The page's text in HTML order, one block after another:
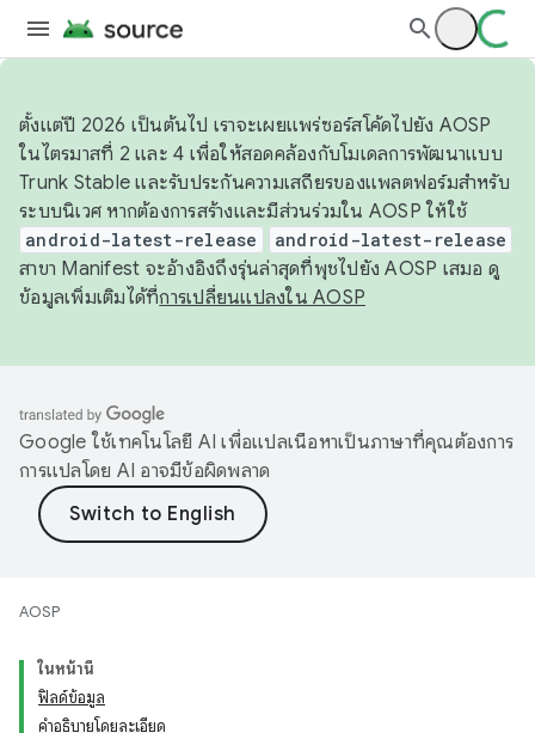
ตั้งแต่ปี 2026 เป็นต้นไป เราจะเผยแพร่ซอร์สโค้ดไปยัง AOSP
ในไตรมาสที่ 2 และ 4 เพื่อให้สอดคล้องกับโมเดลการพัฒนาแบบ
Trunk Stable และรับประกันความเสถียรของแพลตฟอร์มสำหรับ
ระบบนิเวศ หากต้องการสร้างและมีส่วนร่วมใน AOSP ให้ใช้
android-latest-release android-latest-release
สาขา Manifest จะอ้างอิงถึงรุ่นล่าสุดที่พุชไปยัง AOSP เสมอ ดู
ข้อมูลเพิ่มเติมได้ที่การเปลี่ยนแปลงใน AOSP
Google ใช้เทคโนโลยี AI เพื่อแปลเนื้อหาเป็นภาษาที่คุณต้องการ
การแปลโดย AI อาจมีข้อผิดพลาด
AOSP
ในหน้านี้
ฟิลด์ข้อมูล
คำอธิบายโดยละเอียด